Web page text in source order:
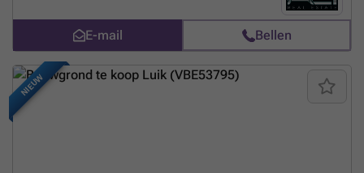
E-mail Bellen
NIEUW